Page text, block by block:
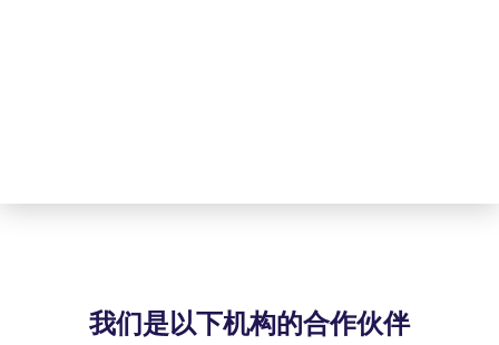
我们是以下机构的合作伙伴